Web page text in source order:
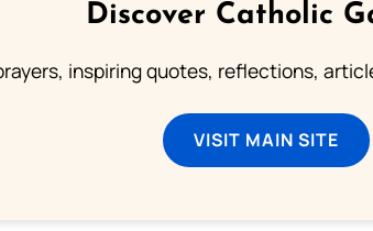
Discover Catholic
inspiring quotes, reflections,
VISIT MAIN SITE